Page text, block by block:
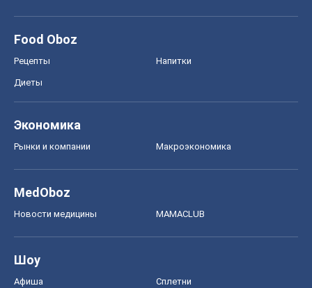
Food Oboz
Рецепты Напитки
Диеты
Экономика
Рынки и компании Mакроэкономика
MedOboz
Новости медицины MAMACLUB
Шоу
Афиша Сплетни